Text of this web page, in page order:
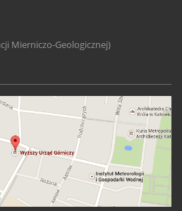
Mierniczo-Geologicznej)